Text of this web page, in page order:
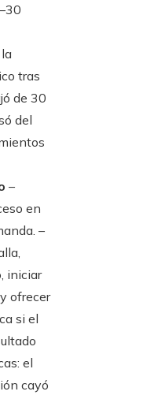
tras
de 30
del
–
en
–
iniciar
ofrecer
si el
el
cayó